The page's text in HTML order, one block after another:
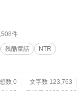
件
残酷童話
NTR
数 0
文字数 123,763